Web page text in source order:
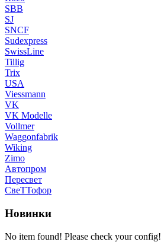
SBB
SJ
SNCF
Sudexpress
SwissLine
Tillig
Trix
USA
Viessmann
VK
VK Modelle
Vollmer
Waggonfabrik
Wiking
Zimo
Автопром
Пересвет
СвеТТофор
Новинки
No item found! Please check your config!